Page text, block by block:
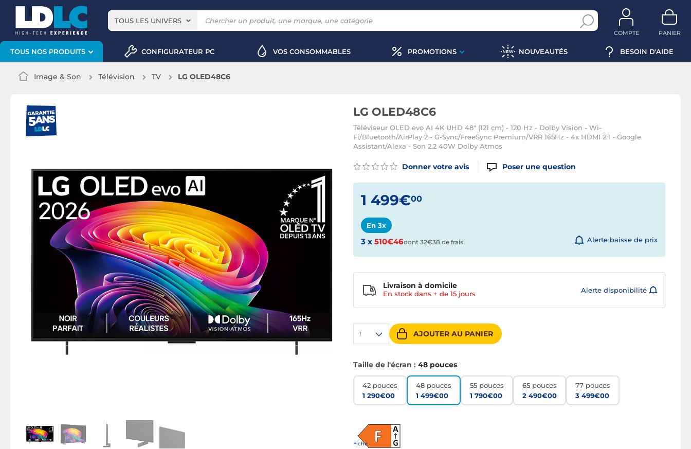
TOUS LES UNIVERS
COMPTE PANIER
TOUS NOS PRODUITS CONFIGURATEUR PC VOS CONSOMMABLES PROMOTIONS NOUVEAUTÉS BESOIN D'AIDE
Image & Son Télévision TV LG OLED48C6
LG OLED48C6
Téléviseur OLED evo AI 4K UHD 48" (121 cm) - 120 Hz - Dolby Vision - Wi-
Fi/Bluetooth/AirPlay 2 - G-Sync/FreeSync Premium/VRR 165Hz - 4x HDMI 2.1 - Google
Assistant/Alexa - Son 2.2 40W Dolby Atmos
Donner votre avis Poser une question
1 499€00
En 3x
3 x 510€46dont 32€38 de frais Alerte baisse de prix
1 AJOUTER AU PANIER
Livraison à domicile
En stock dans + de 15 jours Alerte disponibilité
Taille de l'écran : 48 pouces
42 pouces
1 290€00
48 pouces
1 499€00
55 pouces
1 790€00
65 pouces
2 490€00
77 pouces
3 499€00
Fiche